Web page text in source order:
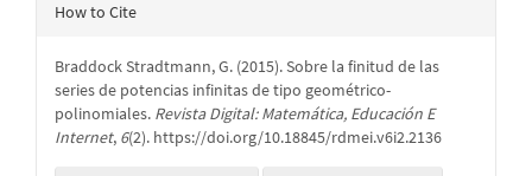
How to Cite
Braddock Stradtmann, G. (2015). Sobre la finitud de las
series de potencias infinitas de tipo geométrico-
polinomiales. Revista Digital: Matemática, Educación E
Internet, 6(2). https://doi.org/10.18845/rdmei.v6i2.2136